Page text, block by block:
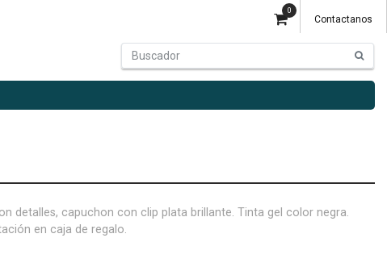
0
Contactanos
detalles, capuchon con clip plata brillante. Tinta gel color negra.
en caja de regalo.